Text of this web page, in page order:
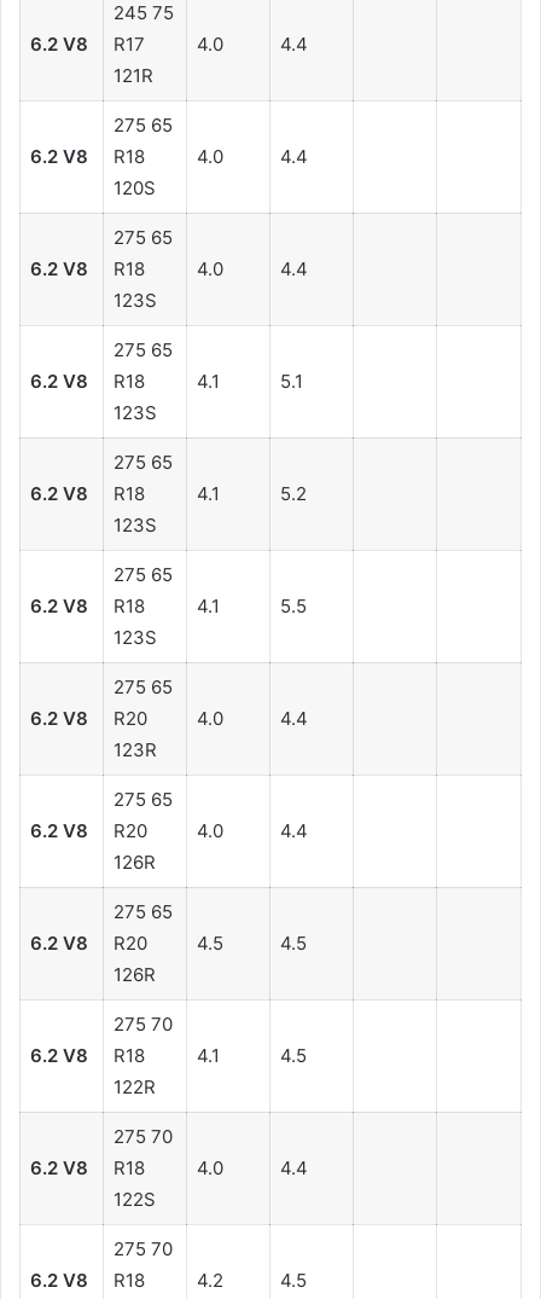
6.2 V8
245 75
R17
121R
4.0 4.4
6.2 V8
275 65
R18
120S
4.0 4.4
6.2 V8
275 65
R18
123S
4.0 4.4
6.2 V8
275 65
R18
123S
4.1 5.1
6.2 V8
275 65
R18
123S
4.1 5.2
6.2 V8
275 65
R18
123S
4.1 5.5
6.2 V8
275 65
R20
123R
4.0 4.4
6.2 V8
275 65
R20
126R
4.0 4.4
6.2 V8
275 65
R20
126R
4.5 4.5
6.2 V8
275 70
R18
122R
4.1 4.5
6.2 V8
275 70
R18
122S
4.0 4.4
6.2 V8
275 70
R18
4.2 4.5